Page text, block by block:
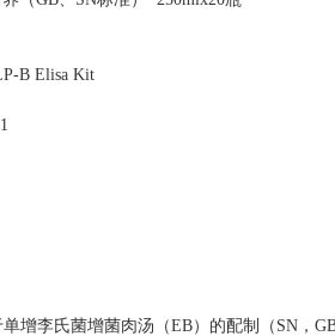
B Elisa Kit
单增李氏菌增菌肉汤（EB）的配制（SN，